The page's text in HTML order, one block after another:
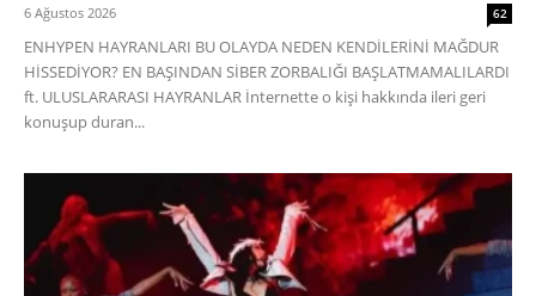
6 Ağustos 2026 62
ENHYPEN HAYRANLARI BU OLAYDA NEDEN KENDİLERİNİ MAĞDUR
HİSSEDİYOR? EN BAŞINDAN SİBER ZORBALIĞI BAŞLATMAMALILARDI
ft. ULUSLARARASI HAYRANLAR İnternette o kişi hakkında ileri geri
konuşup duran...